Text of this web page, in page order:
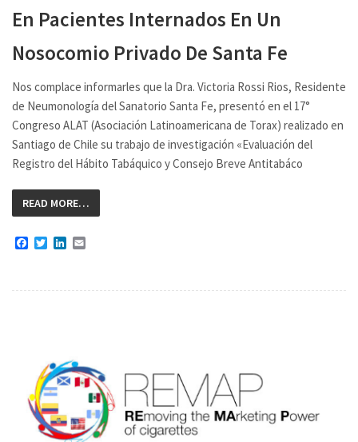
En Pacientes Internados En Un
Nosocomio Privado De Santa Fe
Nos complace informarles que la Dra. Victoria Rossi Rios, Residente
de Neumonología del Sanatorio Santa Fe, presentó en el 17°
Congreso ALAT (Asociación Latinoamericana de Torax) realizado en
Santiago de Chile su trabajo de investigación «Evaluación del
Registro del Hábito Tabáquico y Consejo Breve Antitabáco
READ MORE…
Facebook
TwitterLinkedIn